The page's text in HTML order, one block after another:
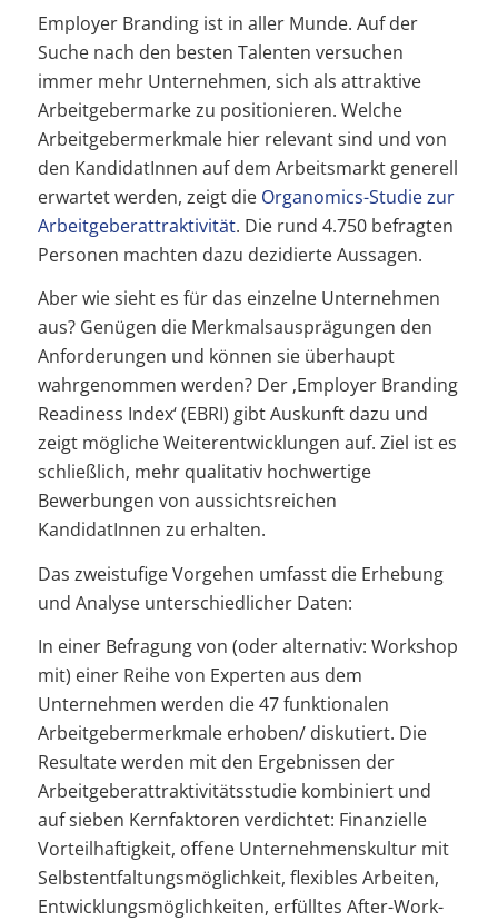
Employer Branding ist in aller Munde. Auf der
Suche nach den besten Talenten versuchen
immer mehr Unternehmen, sich als attraktive
Arbeitgebermarke zu positionieren. Welche
Arbeitgebermerkmale hier relevant sind und von
den KandidatInnen auf dem Arbeitsmarkt generell
erwartet werden, zeigt die Organomics-Studie zur
Arbeitgeberattraktivität. Die rund 4.750 befragten
Personen machten dazu dezidierte Aussagen.
Aber wie sieht es für das einzelne Unternehmen
aus? Genügen die Merkmalsausprägungen den
Anforderungen und können sie überhaupt
wahrgenommen werden? Der ‚Employer Branding
Readiness Index‘ (EBRI) gibt Auskunft dazu und
zeigt mögliche Weiterentwicklungen auf. Ziel ist es
schließlich, mehr qualitativ hochwertige
Bewerbungen von aussichtsreichen
KandidatInnen zu erhalten.
Das zweistufige Vorgehen umfasst die Erhebung
und Analyse unterschiedlicher Daten:
In einer Befragung von (oder alternativ: Workshop
mit) einer Reihe von Experten aus dem
Unternehmen werden die 47 funktionalen
Arbeitgebermerkmale erhoben/ diskutiert. Die
Resultate werden mit den Ergebnissen der
Arbeitgeberattraktivitätsstudie kombiniert und
auf sieben Kernfaktoren verdichtet: Finanzielle
Vorteilhaftigkeit, offene Unternehmenskultur mit
Selbstentfaltungsmöglichkeit, flexibles Arbeiten,
Entwicklungsmöglichkeiten, erfülltes After-Work-